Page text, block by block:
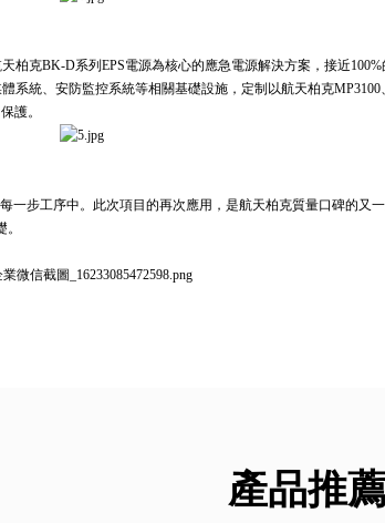
柏克BK-D系列EPS電源為核心的應急電源解決方案，接近
系統、安防監控系統等相關基礎設施，定制以航天柏克MP3100
護。
一步工序中。此次項目的再次應用，是航天柏克質量口碑的又
產品推